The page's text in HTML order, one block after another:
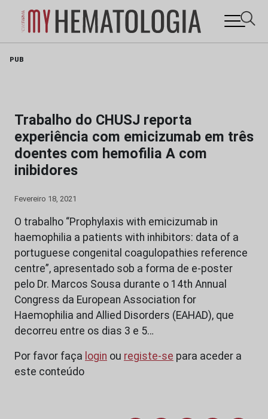
PUB
Trabalho do CHUSJ reporta
experiência com emicizumab em três
doentes com hemofilia A com
inibidores
Fevereiro 18, 2021
O trabalho “Prophylaxis with emicizumab in
haemophilia a patients with inhibitors: data of a
portuguese congenital coagulopathies reference
centre”, apresentado sob a forma de e-poster
pelo Dr. Marcos Sousa durante o 14th Annual
Congress da European Association for
Haemophilia and Allied Disorders (EAHAD), que
decorreu entre os dias 3 e 5…
Por favor faça login ou registe-se para aceder a
este conteúdo